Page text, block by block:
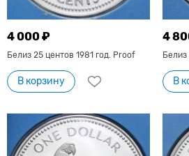
4 000 ₽
Белиз 25 центов 1981 год. Proof
В корзину
4
Белиз
В